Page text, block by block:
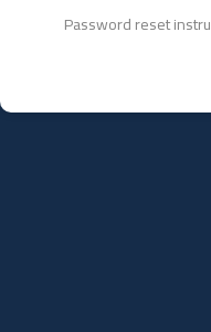
Password reset